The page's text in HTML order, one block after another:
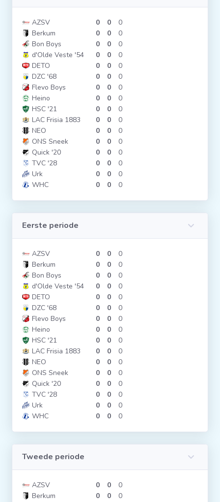
AZSV 0 0
0
Berkum
0 0
0
Bon Boys
0 0
0
d'Olde Veste '54
0 0
0
DETO
0 0
0
DZC '68
0 0
0
Flevo Boys
0 0
0
Heino
0 0
0
HSC '21
0 0
0
LAC Frisia 1883
0 0
0
NEO
0 0
0
ONS Sneek
0 0
0
Quick '20
0 0
0
TVC '28
0 0
0
Urk
0 0
0
WHC
0 0 0
Eerste periode
AZSV 0 0
0
Berkum
0 0
0
Bon Boys
0 0
0
d'Olde Veste '54
0 0
0
DETO
0 0
0
DZC '68
0 0
0
Flevo Boys
0 0
0
Heino
0 0
0
HSC '21
0 0
0
LAC Frisia 1883
0 0
0
NEO
0 0
0
ONS Sneek
0 0
0
Quick '20
0 0
0
TVC '28
0 0
0
Urk
0 0
0
WHC
0 0 0
Tweede periode
AZSV 0 0
0
Berkum
0 0
0